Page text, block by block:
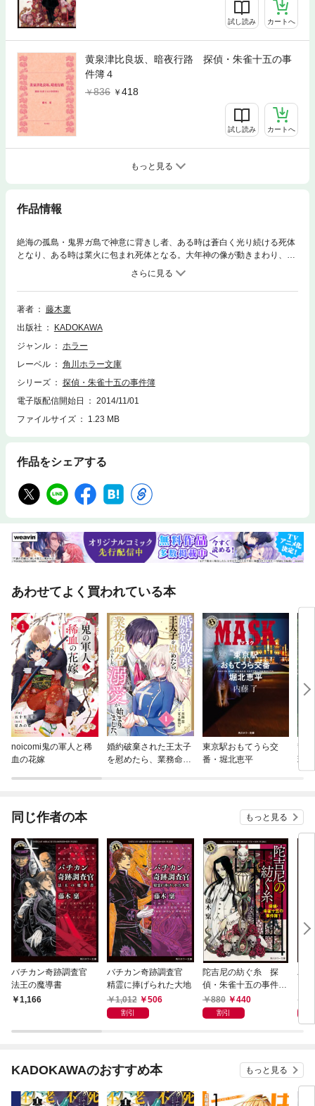
試し読み カートへ
黄泉津比良坂、暗夜行路 探偵・朱雀十五の事
件簿４
836
418
試し読み カートへ
もっと見る
作品情報
絶海の孤島・鬼界ガ島で神意に背きし者、ある時は蒼白く光り続ける死体
となり、ある時は業火に包まれ死体となる。大年神の像が動きまわり、死
体はさらに増えていく……。これは呪いか、神罰か？ シリーズ第５弾。
著者
藤木稟
出版社
KADOKAWA
ジャンル
ホラー
レーベル
角川ホラー文庫
シリーズ
探偵・朱雀十五の事件簿
電子版配信開始日
2014/11/01
ファイルサイズ
1.23 MB
作品をシェアする
あわせてよく買われている本
noicomi鬼の軍人と稀
血の花嫁
婚約破棄された王太子
を慰めたら、業務命令
東京駅おもてうら交
番・堀北恵平
警
班
同じ作者の本 もっと見る
バチカン奇跡調査官
法王の魔導書
1,166
バチカン奇跡調査官
精霊に捧げられた大地
1,012
506
割引
陀吉尼の紡ぐ糸 探
偵・朱雀十五の事件簿
１880 440
割引
バ
KADOKAWAのおすすめ本 もっと見る